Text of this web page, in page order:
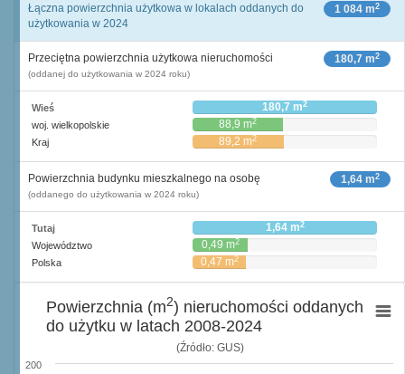
1 084 m2
Łączna powierzchnia użytkowa w lokalach oddanych do
użytkowania w 2024
180,7 m2
Przeciętna powierzchnia użytkowa nieruchomości
(oddanej do użytkowania w 2024 roku)
Wieś 180,7 m2
woj. wielkopolskie 88,9 m2
Kraj 89,2 m2
1,64 m2
Powierzchnia budynku mieszkalnego na osobę
(oddanego do użytkowania w 2024 roku)
Tutaj 1,64 m2
Województwo 0,49 m2
Polska 0,47 m2
(Źródło: GUS)
200
Powierzchnia (m2) nieruchomości oddanych
do użytku w latach 2008-2024